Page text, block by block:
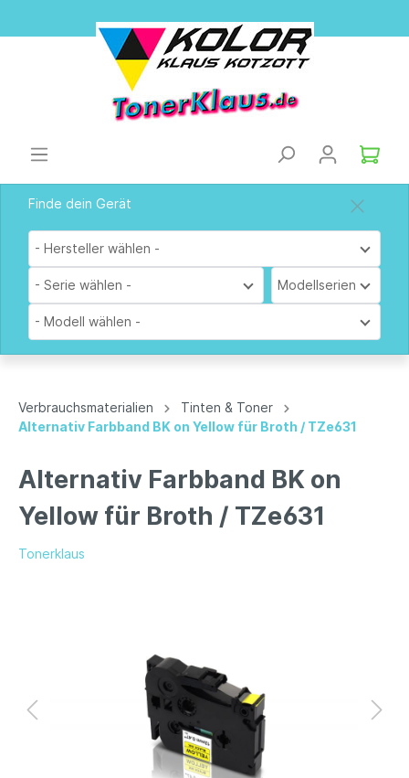
Finde dein Gerät
- Hersteller wählen -
- Serie wählen - Modellserien
- Modell wählen -
Verbrauchsmaterialien
Tinten & Toner
Alternativ Farbband BK on Yellow für Broth / TZe631
Alternativ Farbband BK on
Yellow für Broth / TZe631
Tonerklaus